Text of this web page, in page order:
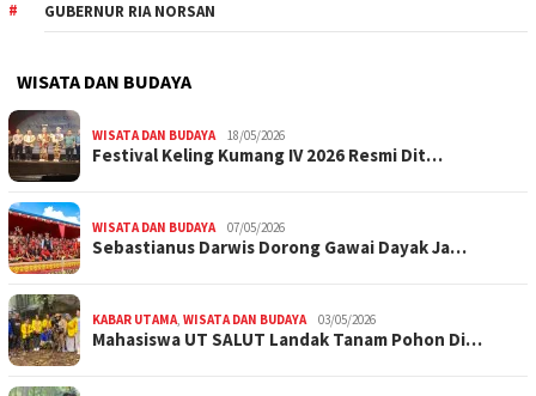
GUBERNUR RIA NORSAN
WISATA DAN BUDAYA
WISATA DAN BUDAYA 18/05/2026
Festival Keling Kumang IV 2026 Resmi Dit…
WISATA DAN BUDAYA 07/05/2026
Sebastianus Darwis Dorong Gawai Dayak Ja…
KABAR UTAMA, WISATA DAN BUDAYA 03/05/2026
Mahasiswa UT SALUT Landak Tanam Pohon Di…